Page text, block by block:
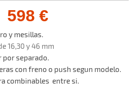
598 €
y mesillas.
16,30 y 46 mm
por separado.
con freno o push segun modelo.
combinables entre si.